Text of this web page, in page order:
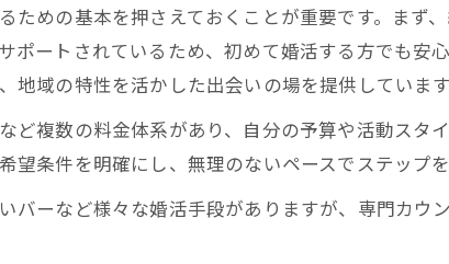
ための基本を押さえておくことが重要です。まず
ポートされているため、初めて婚活する方でも安
域の特性を活かした出会いの場を提供しています
複数の料金体系があり、自分の予算や活動スタ
条件を明確にし、無理のないペースでステップ
バーなど様々な婚活手段がありますが、専門カウ